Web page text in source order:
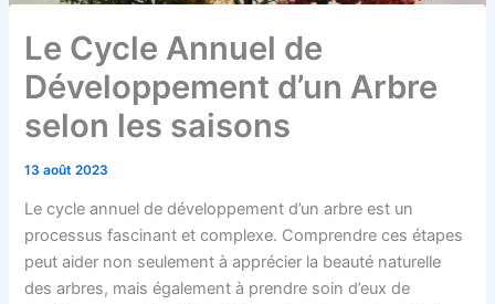
Le Cycle Annuel de
Développement d’un Arbre
selon les saisons
13 août 2023
Le cycle annuel de développement d’un arbre est un
processus fascinant et complexe. Comprendre ces étapes
peut aider non seulement à apprécier la beauté naturelle
des arbres, mais également à prendre soin d’eux de